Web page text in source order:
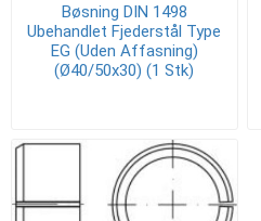
Bøsning DIN 1498
Ubehandlet Fjederstål Type
EG (Uden Affasning)
(Ø40/50x30) (1 Stk)